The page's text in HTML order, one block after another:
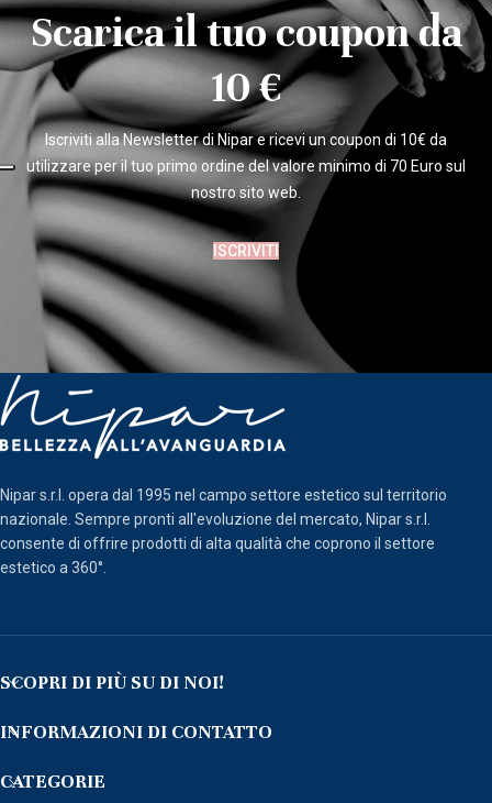
Scarica il tuo coupon da
10 €
Iscriviti alla Newsletter di Nipar e ricevi un coupon di 10€ da
utilizzare per il tuo primo ordine del valore minimo di 70 Euro sul
nostro sito web.
ISCRIVITI
Nipar s.r.l. opera dal 1995 nel campo settore estetico sul territorio
nazionale. Sempre pronti all'evoluzione del mercato, Nipar s.r.l.
consente di offrire prodotti di alta qualità che coprono il settore
estetico a 360°.
SCOPRI DI PIÙ SU DI NOI!
INFORMAZIONI DI CONTATTO
CATEGORIE